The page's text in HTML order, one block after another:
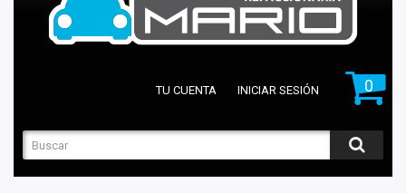
0
TU CUENTA INICIAR SESIÓN